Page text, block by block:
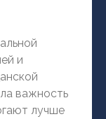
и
важность
лучше